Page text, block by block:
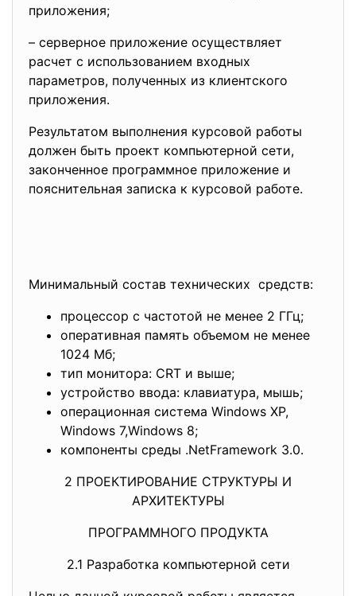
приложения;
– серверное приложение осуществляет
расчет с использованием входных
параметров, полученных из клиентского
приложения.
Результатом выполнения курсовой работы
должен быть проект компьютерной сети,
законченное программное приложение и
пояснительная записка к курсовой работе.
Минимальный состав технических средств:
процессор с частотой не менее 2 ГГц;
оперативная память объемом не менее
1024 Мб;
тип монитора: CRT и выше;
устройство ввода: клавиатура, мышь;
операционная система Windows XP,
Windows 7,Windows 8;
компоненты среды .NetFramework 3.0.
2 ПРОЕКТИРОВАНИЕ СТРУКТУРЫ И
АРХИТЕКТУРЫ
ПРОГРАММНОГО ПРОДУКТА
2.1 Разработка компьютерной сети